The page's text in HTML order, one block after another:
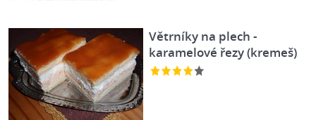
Větrníky na plech -
karamelové řezy (kremeš)